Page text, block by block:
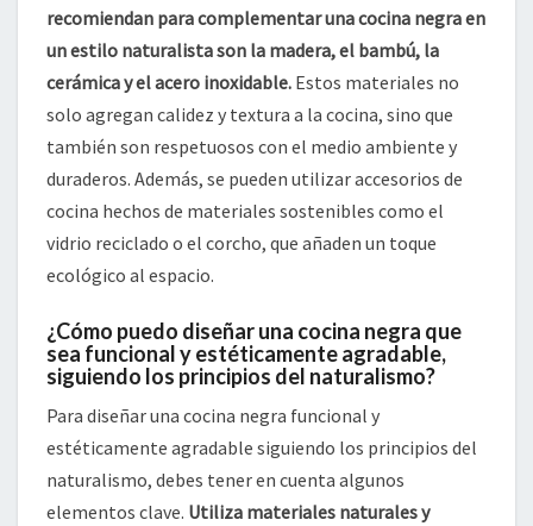
recomiendan para complementar una cocina negra en
un estilo naturalista son la madera, el bambú, la
cerámica y el acero inoxidable. Estos materiales no
solo agregan calidez y textura a la cocina, sino que
también son respetuosos con el medio ambiente y
duraderos. Además, se pueden utilizar accesorios de
cocina hechos de materiales sostenibles como el
vidrio reciclado o el corcho, que añaden un toque
ecológico al espacio.
¿Cómo puedo diseñar una cocina negra que
sea funcional y estéticamente agradable,
siguiendo los principios del naturalismo?
Para diseñar una cocina negra funcional y
estéticamente agradable siguiendo los principios del
naturalismo, debes tener en cuenta algunos
elementos clave. Utiliza materiales naturales y